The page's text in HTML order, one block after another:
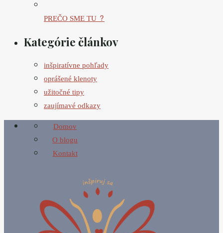
PREČO SME TU ?
Kategórie článkov
inšpiratívne pohľady
oprášené klenoty
užitočné tipy
zaujímavé odkazy
Domov
O blogu
Kontakt